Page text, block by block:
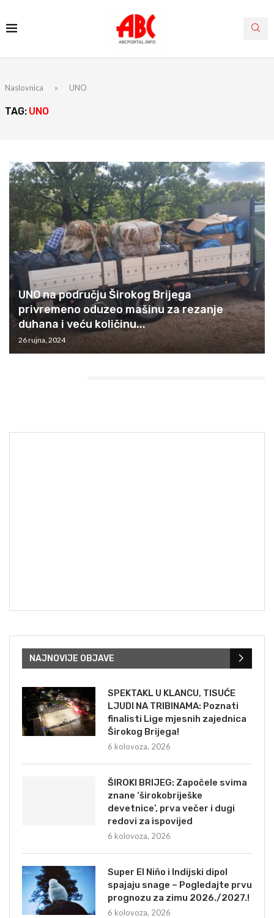
Naslovnica » UNO
TAG: UNO
UNO na području Širokog Brijega
privremeno oduzeo mašinu za rezanje
duhana i veću količinu...
26 rujna, 2024
NAJNOVIJE OBJAVE
SPEKTAKL U KLANCU, TISUĆE
LJUDI NA TRIBINAMA: Poznati
finalisti Lige mjesnih zajednica
Širokog Brijega!
6 kolovoza, 2026
ŠIROKI BRIJEG: Započele svima
znane ‘širokobriješke
devetnice’, prva večer i dugi
redovi za ispovijed
6 kolovoza, 2026
Super El Niño i Indijski dipol
spajaju snage – Pogledajte prvu
prognozu za zimu 2026./2027.!
6 kolovoza, 2026